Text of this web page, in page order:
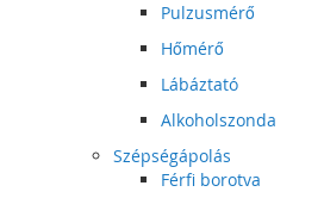
Pulzusmérő
Hőmérő
Lábáztató
Alkoholszonda
Szépségápolás
Férfi borotva